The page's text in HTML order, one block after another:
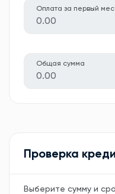
Оплата за первый
0.00
Общая сумма
0.00
Проверка
Выберите сумму и